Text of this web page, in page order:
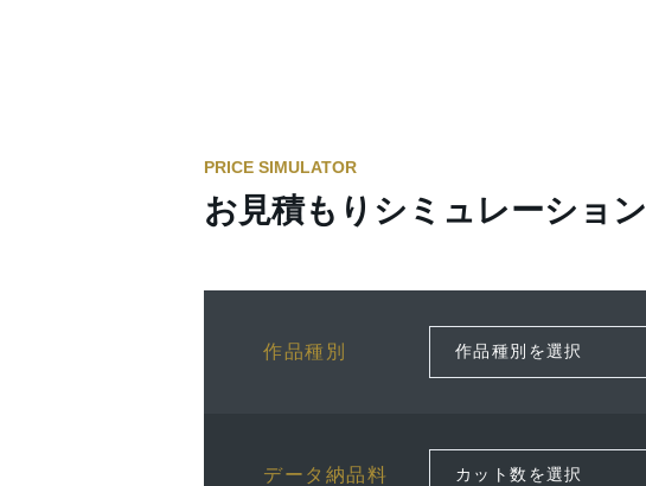
PRICE SIMULATOR
お見積もりシミュレーション
作品種別
データ納品料